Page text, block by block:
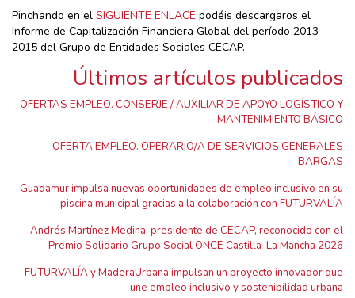
Pinchando en el SIGUIENTE ENLACE podéis descargaros el
Informe de Capitalización Financiera Global del período 2013-
2015 del Grupo de Entidades Sociales CECAP.
Últimos artículos publicados
OFERTAS EMPLEO. CONSERJE / AUXILIAR DE APOYO LOGÍSTICO Y
MANTENIMIENTO BÁSICO
OFERTA EMPLEO. OPERARIO/A DE SERVICIOS GENERALES
BARGAS
Guadamur impulsa nuevas oportunidades de empleo inclusivo en su
piscina municipal gracias a la colaboración con FUTURVALÍA
Andrés Martínez Medina, presidente de CECAP, reconocido con el
Premio Solidario Grupo Social ONCE Castilla-La Mancha 2026
FUTURVALÍA y MaderaUrbana impulsan un proyecto innovador que
une empleo inclusivo y sostenibilidad urbana